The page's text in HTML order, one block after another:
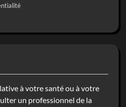
à votre santé ou à votre
un professionnel de la